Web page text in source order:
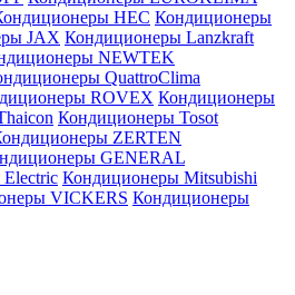
HEC Кондиционеры
JAX Кондиционеры Lanzkraft
NEWTEK
QuattroClima
ROVEX Кондиционеры
Кондиционеры Tosot
ZERTEN
GENERAL
Кондиционеры Mitsubishi
VICKERS Кондиционеры